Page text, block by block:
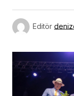
Editör